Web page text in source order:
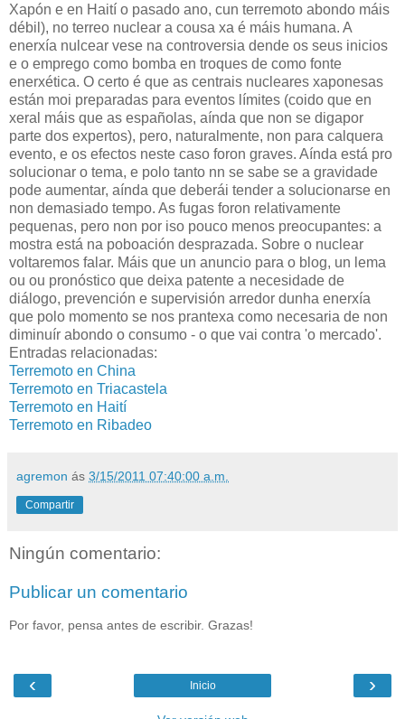
Xapón e en Haití o pasado ano, cun terremoto abondo máis
débil), no terreo nuclear a cousa xa é máis humana. A
enerxía nulcear vese na controversia dende os seus inicios
e o emprego como bomba en troques de como fonte
enerxética. O certo é que as centrais nucleares xaponesas
están moi preparadas para eventos límites (coido que en
xeral máis que as españolas, aínda que non se digapor
parte dos expertos), pero, naturalmente, non para calquera
evento, e os efectos neste caso foron graves. Aínda está pro
solucionar o tema, e polo tanto nn se sabe se a gravidade
pode aumentar, aínda que deberái tender a solucionarse en
non demasiado tempo. As fugas foron relativamente
pequenas, pero non por iso pouco menos preocupantes: a
mostra está na poboación desprazada. Sobre o nuclear
voltaremos falar. Máis que un anuncio para o blog, un lema
ou ou pronóstico que deixa patente a necesidade de
diálogo, prevención e supervisión arredor dunha enerxía
que polo momento se nos prantexa como necesaria de non
diminuír abondo o consumo - o que vai contra 'o mercado'.
Entradas relacionadas:
Terremoto en China
Terremoto en Triacastela
Terremoto en Haití
Terremoto en Ribadeo
agremon ás 3/15/2011 07:40:00 a.m.
Compartir
Ningún comentario:
Publicar un comentario
Por favor, pensa antes de escribir. Grazas!
‹ ›
Inicio